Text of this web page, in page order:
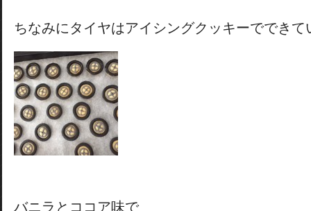
ちなみにタイヤはアイシングクッキーでできて
バニラとココア味で